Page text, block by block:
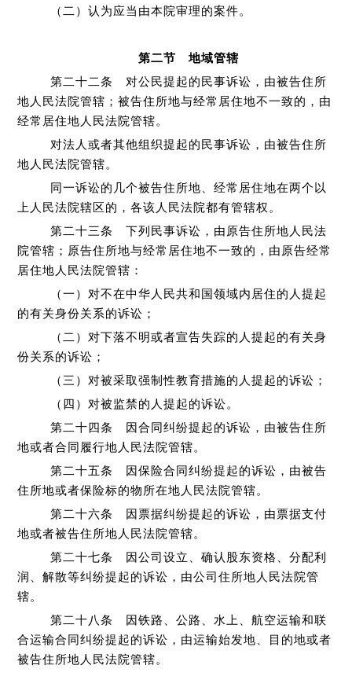
（二）认为应当由本院审理的案件。
第二节 地域管辖
第二十二条 对公民提起的民事诉讼，由被告住所
地人民法院管辖；被告住所地与经常居住地不一致的，由
经常居住地人民法院管辖。
对法人或者其他组织提起的民事诉讼，由被告住所
地人民法院管辖。
同一诉讼的几个被告住所地、经常居住地在两个以
上人民法院辖区的，各该人民法院都有管辖权。
第二十三条 下列民事诉讼，由原告住所地人民法
院管辖；原告住所地与经常居住地不一致的，由原告经常
居住地人民法院管辖：
（一）对不在中华人民共和国领域内居住的人提起
的有关身份关系的诉讼；
（二）对下落不明或者宣告失踪的人提起的有关身
份关系的诉讼；
（三）对被采取强制性教育措施的人提起的诉讼；
（四）对被监禁的人提起的诉讼。
第二十四条 因合同纠纷提起的诉讼，由被告住所
地或者合同履行地人民法院管辖。
第二十五条 因保险合同纠纷提起的诉讼，由被告
住所地或者保险标的物所在地人民法院管辖。
第二十六条 因票据纠纷提起的诉讼，由票据支付
地或者被告住所地人民法院管辖。
第二十七条 因公司设立、确认股东资格、分配利
润、解散等纠纷提起的诉讼，由公司住所地人民法院管
辖。
第二十八条 因铁路、公路、水上、航空运输和联
合运输合同纠纷提起的诉讼，由运输始发地、目的地或者
被告住所地人民法院管辖。